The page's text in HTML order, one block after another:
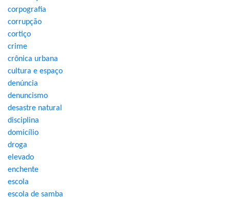
corpografia
corrupção
cortiço
crime
crônica urbana
cultura e espaço
denúncia
denuncismo
desastre natural
disciplina
domicílio
droga
elevado
enchente
escola
escola de samba